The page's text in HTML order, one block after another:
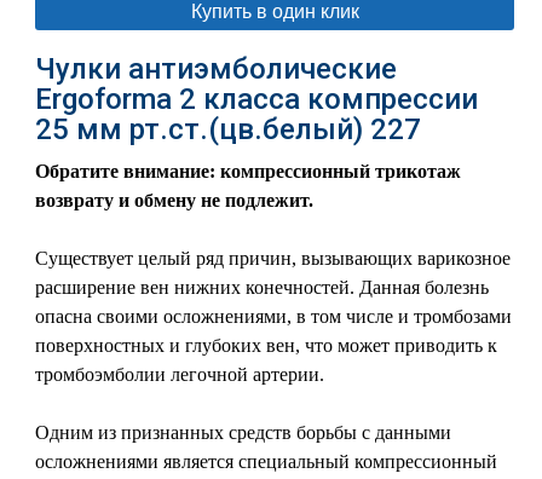
Купить в один клик
Чулки антиэмболические
Ergoforma 2 класса компрессии
25 мм рт.ст.(цв.белый) 227
Обратите внимание: компрессионный трикотаж
возврату и обмену не подлежит.
Существует целый ряд причин, вызывающих варикозное
расширение вен нижних конечностей. Данная болезнь
опасна своими осложнениями, в том числе и тромбозами
поверхностных и глубоких вен, что может приводить к
тромбоэмболии легочной артерии.
Одним из признанных средств борьбы с данными
осложнениями является специальный компрессионный